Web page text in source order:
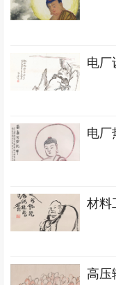
电厂
电厂
材料
高压